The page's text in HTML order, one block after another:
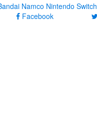
Namco Nintendo Switch
Facebook